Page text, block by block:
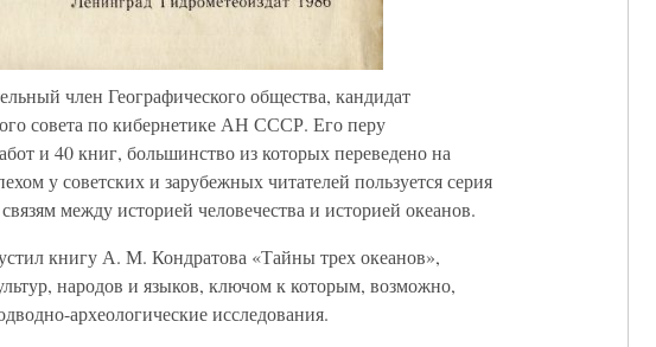
член Географического общества, кандидат
совета по кибернетике АН СССР. Его перу
и 40 книг, большинство из которых переведено на
у советских и зарубежных читателей пользуется серия
между историей человечества и историей океанов.
книгу А. М. Кондратова «Тайны трех океанов»,
народов и языков, ключом к которым, возможно,
археологические исследования.